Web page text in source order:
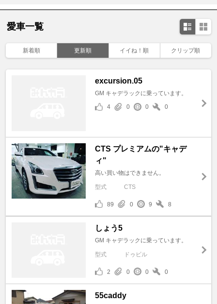
愛車一覧
新着順 更新順 イイね！順 クリップ順
excursion.05
GM キャデラックに乗っています。
4
0 0 0
CTS プレミアムの"キャデ
ィ"
高い買い物はできません。
型式 CTS
89 0 9 8
しょう5
GM キャデラックに乗っています。
型式 ドゥビル
2 0 0 0
55caddy